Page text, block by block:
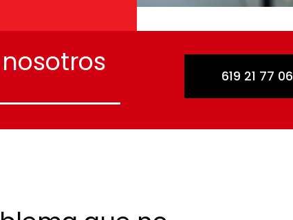
nosotros 619 21 77 06